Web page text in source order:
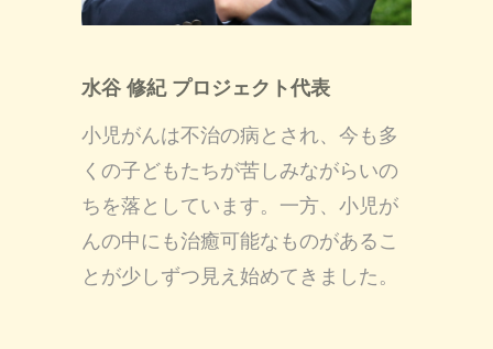
水谷 修紀 プロジェクト代表
小児がんは不治の病とされ、今も多
くの子どもたちが苦しみながらいの
ちを落としています。一方、小児が
んの中にも治癒可能なものがあるこ
とが少しずつ見え始めてきました。